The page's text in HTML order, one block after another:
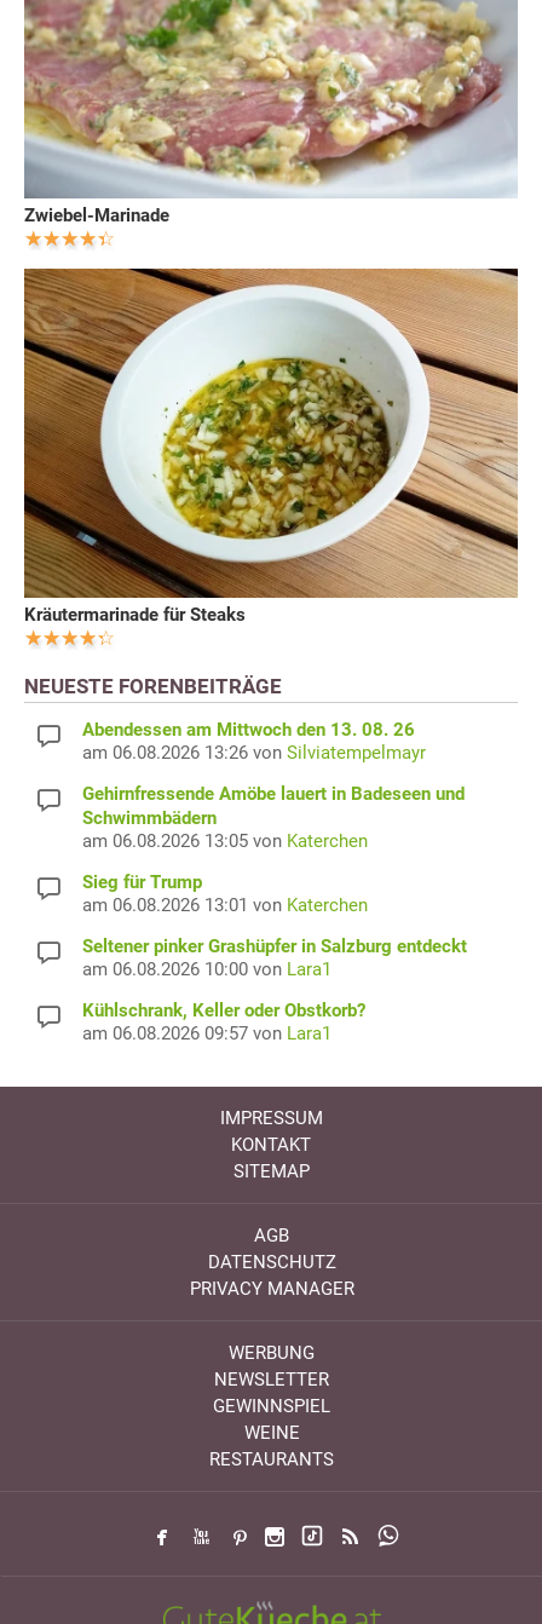
Zwiebel-Marinade
Kräutermarinade für Steaks
NEUESTE FORENBEITRÄGE
Abendessen am Mittwoch den 13. 08. 26
am 06.08.2026 13:26 von Silviatempelmayr
Gehirnfressende Amöbe lauert in Badeseen und
Schwimmbädern
am 06.08.2026 13:05 von Katerchen
Sieg für Trump
am 06.08.2026 13:01 von Katerchen
Seltener pinker Grashüpfer in Salzburg entdeckt
am 06.08.2026 10:00 von Lara1
Kühlschrank, Keller oder Obstkorb?
am 06.08.2026 09:57 von Lara1
IMPRESSUM
KONTAKT
SITEMAP
AGB
DATENSCHUTZ
PRIVACY MANAGER
WERBUNG
NEWSLETTER
GEWINNSPIEL
WEINE
RESTAURANTS